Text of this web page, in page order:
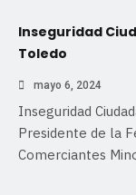
Inseguridad
Toledo
mayo 6, 2024
Inseguridad
Presidente de la
Comerciantes